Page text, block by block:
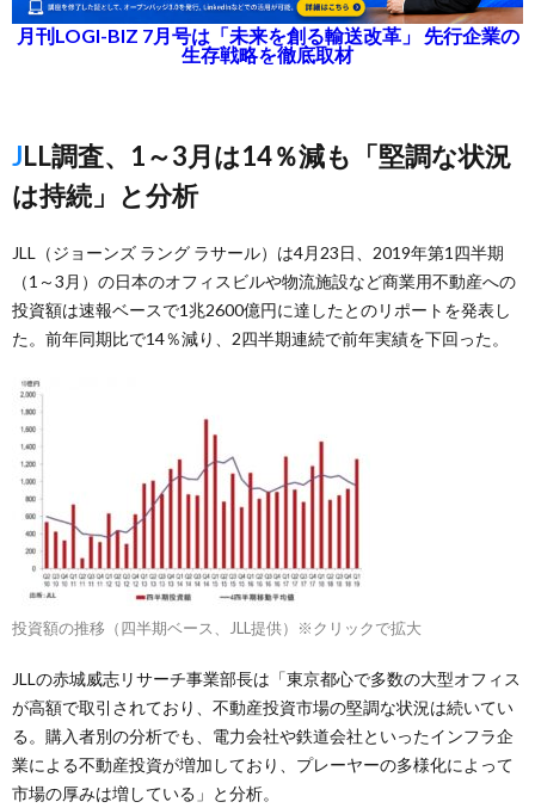
月刊LOGI-BIZ 7月号は「未来を創る輸送改革」 先行企業の
生存戦略を徹底取材
JLL調査、1～3月は14％減も「堅調な状況
は持続」と分析
JLL（ジョーンズ ラング ラサール）は4月23日、2019年第1四半期
（1～3月）の日本のオフィスビルや物流施設など商業用不動産への
投資額は速報ベースで1兆2600億円に達したとのリポートを発表し
た。前年同期比で14％減り、2四半期連続で前年実績を下回った。
投資額の推移（四半期ベース、JLL提供）※クリックで拡大
JLLの赤城威志リサーチ事業部長は「東京都心で多数の大型オフィス
が高額で取引されており、不動産投資市場の堅調な状況は続いてい
る。購入者別の分析でも、電力会社や鉄道会社といったインフラ企
業による不動産投資が増加しており、プレーヤーの多様化によって
市場の厚みは増している」と分析。